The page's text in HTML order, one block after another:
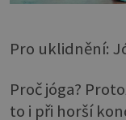
Pro uklidnění:
Proč jóga?
to i při horší